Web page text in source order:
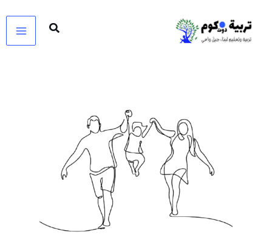
المحتوى